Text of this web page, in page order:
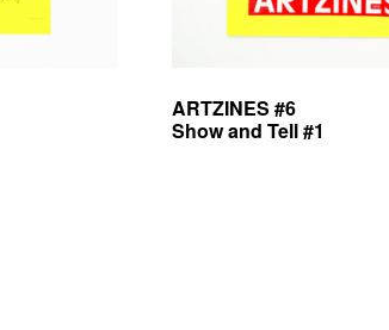
ARTZINES #6
Show and Tell #1